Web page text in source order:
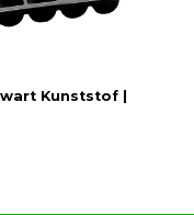
Kunststof |